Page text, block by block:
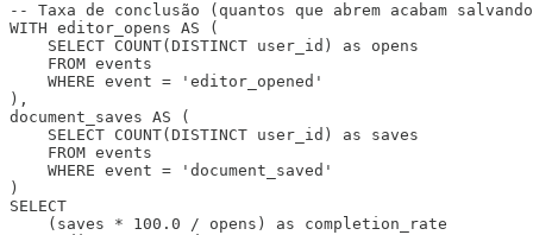
-- Taxa de conclusão (quantos que abrem acabam
WITH editor_opens AS (
    SELECT COUNT(DISTINCT user_id) as opens
    FROM events
    WHERE event = 'editor_opened'
),
document_saves AS (
    SELECT COUNT(DISTINCT user_id) as saves
    FROM events
    WHERE event = 'document_saved'
)
SELECT
    (saves * 100.0 / opens) as completion_rate